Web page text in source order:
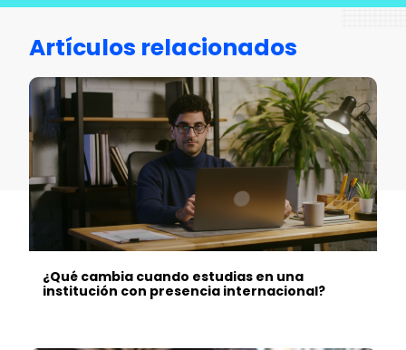
Artículos relacionados
¿Qué cambia cuando estudias en una
institución con presencia internacional?